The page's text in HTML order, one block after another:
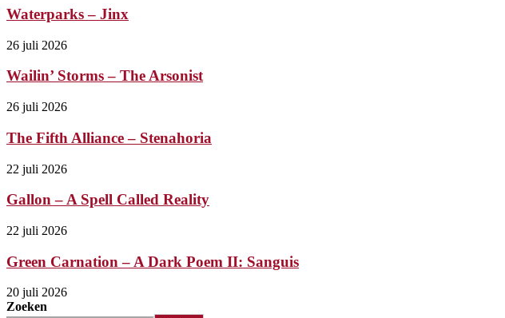
Waterparks – Jinx
26 juli 2026
Wailin’ Storms – The Arsonist
26 juli 2026
The Fifth Alliance – Stenahoria
22 juli 2026
Gallon – A Spell Called Reality
22 juli 2026
Green Carnation – A Dark Poem II: Sanguis
20 juli 2026
Zoeken